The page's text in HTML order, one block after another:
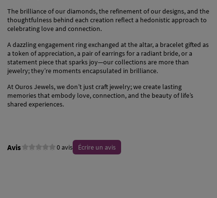
The brilliance of our diamonds, the refinement of our designs, and the
thoughtfulness behind each creation reflect a hedonistic approach to
celebrating love and connection.
A dazzling engagement ring exchanged at the altar, a bracelet gifted as
a token of appreciation, a pair of earrings for a radiant bride, or a
statement piece that sparks joy—our collections are more than
jewelry; they’re moments encapsulated in brilliance.
At Ouros Jewels, we don’t just craft jewelry; we create lasting
memories that embody love, connection, and the beauty of life’s
shared experiences.
Avis 0 avis Écrire un avis